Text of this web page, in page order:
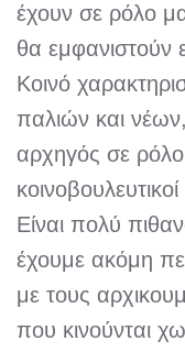
έχουν σε ρόλο
θα εμφανιστούν
Κοινό
παλιών και
αρχηγός σε ρόλο
Είναι πολύ
έχουμε ακόμη
με τους
που κινούνται